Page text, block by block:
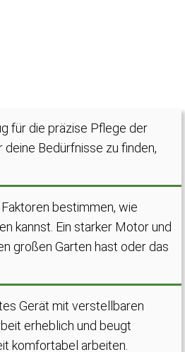
für die präzise Pflege der
Bedürfnisse zu finden,
bestimmen, wie
kannst. Ein starker Motor und
großen Garten hast oder das
Gerät mit verstellbaren
erheblich und beugt
komfortabel arbeiten.